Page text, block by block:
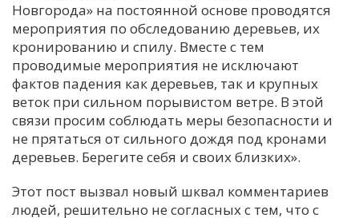
Новгорода» на постоянной основе проводятся
мероприятия по обследованию деревьев, их
кронированию и спилу. Вместе с тем
проводимые мероприятия не исключают
фактов падения как деревьев, так и крупных
веток при сильном порывистом ветре. В этой
связи просим соблюдать меры безопасности и
не прятаться от сильного дождя под кронами
деревьев. Берегите себя и своих близких».
Этот пост вызвал новый шквал комментариев
людей, решительно не согласных с тем, что с